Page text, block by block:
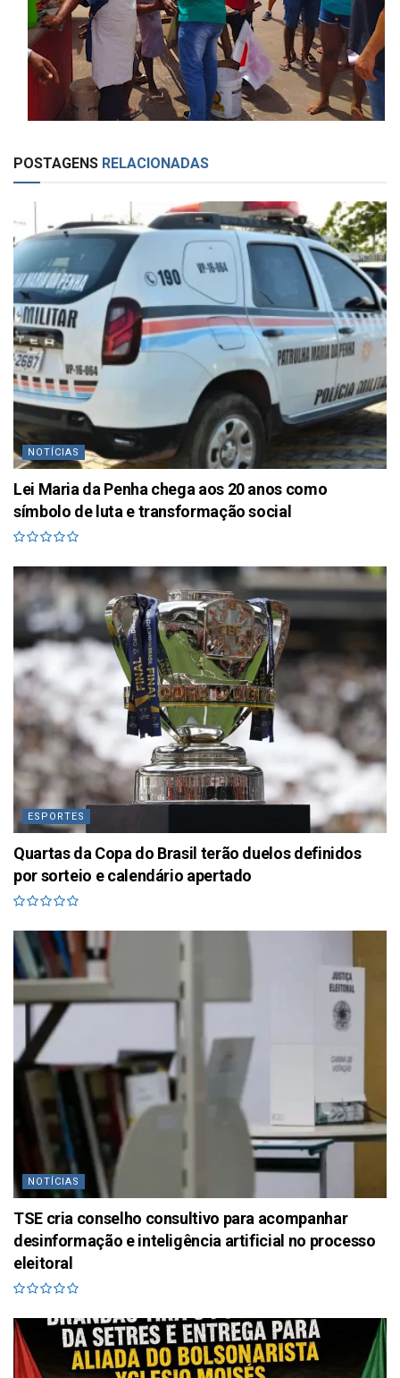
POSTAGENS RELACIONADAS
NOTÍCIAS
Lei Maria da Penha chega aos 20 anos como
símbolo de luta e transformação social
ESPORTES
Quartas da Copa do Brasil terão duelos definidos
por sorteio e calendário apertado
NOTÍCIAS
TSE cria conselho consultivo para acompanhar
desinformação e inteligência artificial no processo
eleitoral